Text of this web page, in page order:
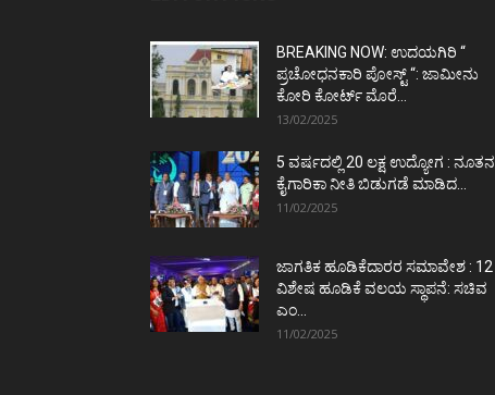
BREAKING NOW: ಉದಯಗಿರಿ “
ಪ್ರಚೋಧನಕಾರಿ ಪೋಸ್ಟ್‌ “: ಜಾಮೀನು
ಕೋರಿ ಕೋರ್ಟ್‌ ಮೊರೆ...
13/02/2025
5 ವರ್ಷದಲ್ಲಿ 20 ಲಕ್ಷ ಉದ್ಯೋಗ : ನೂತನ
ಕೈಗಾರಿಕಾ ನೀತಿ ಬಿಡುಗಡೆ ಮಾಡಿದ...
11/02/2025
ಜಾಗತಿಕ ಹೂಡಿಕೆದಾರರ ಸಮಾವೇಶ : 12
ವಿಶೇಷ ಹೂಡಿಕೆ ವಲಯ ಸ್ಥಾಪನೆ: ಸಚಿವ
ಎಂ...
11/02/2025